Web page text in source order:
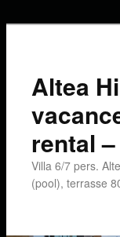
Altea
rental
Villa 6/7 pers.
(pool), terrasse